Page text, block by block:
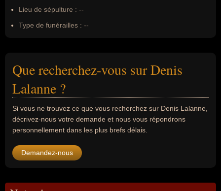
Lieu de sépulture : --
Type de funérailles : --
Que recherchez-vous sur Denis
Lalanne ?
Si vous ne trouvez ce que vous recherchez sur Denis Lalanne,
décrivez-nous votre demande et nous vous répondrons
personnellement dans les plus brefs délais.
Demandez-nous